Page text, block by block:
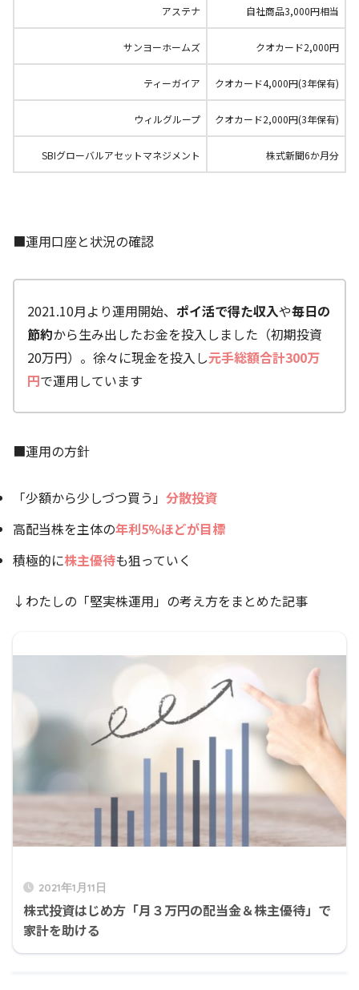
アステナ 自社商品3,000円相当
サンヨーホームズ クオカード2,000円
ティーガイア クオカード4,000円(3年保有)
ウィルグループ クオカード2,000円(3年保有)
SBIグローバルアセットマネジメント 株式新聞6か月分
■運用口座と状況の確認
2021.10月より運用開始、 ポイ活で得た収入や毎日の
節約から生み出したお金を投入しました（初期投資
20万円）。徐々に現金を投入し元手総額合計300万
円で運用しています
■運用の方針
「少額から少しづつ買う」 分散投資
高配当株を主体の年利5%ほどが目標
積極的に株主優待も狙っていく
↓わたしの「堅実株運用」の考え方をまとめた記事
2021年1月11日
株式投資はじめ方「月３万円の配当金＆株主優待」で
家計を助ける